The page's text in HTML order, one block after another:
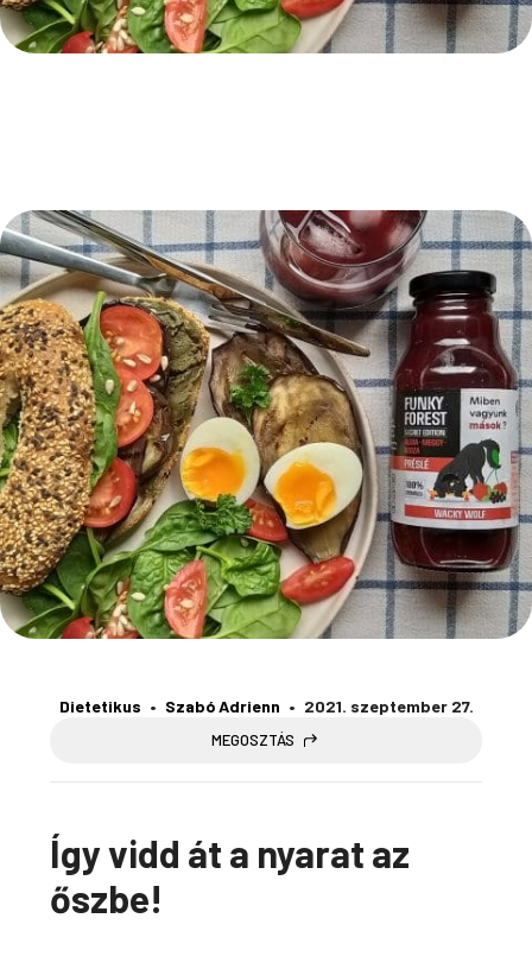
Dietetikus Szabó Adrienn 2021. szeptember 27.
MEGOSZTÁS
Így vidd át a nyarat az
őszbe!